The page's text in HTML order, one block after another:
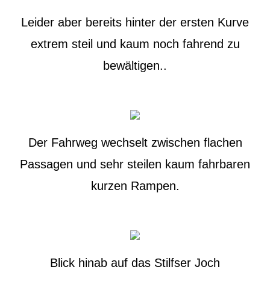
Leider aber bereits hinter der ersten Kurve
extrem steil und kaum noch fahrend zu
bewältigen..
Der Fahrweg wechselt zwischen flachen
Passagen und sehr steilen kaum fahrbaren
kurzen Rampen.
Blick hinab auf das Stilfser Joch